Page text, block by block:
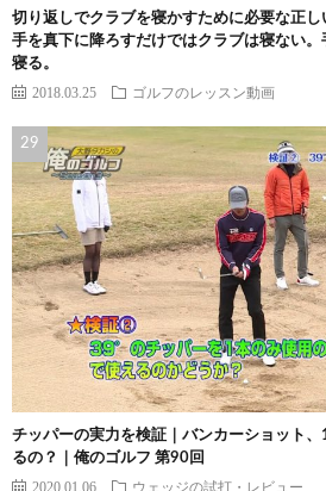
切り返しでクラブを寝かすために必要な正
手を真下に降ろすだけではクラブは寝ない
寝る。
2018.03.25 ゴルフのレッスン動画
チッパーの実力を検証｜バンカーショット
るの？｜俺のゴルフ 第90回
2020.01.06 ウェッジの試打・レビュー